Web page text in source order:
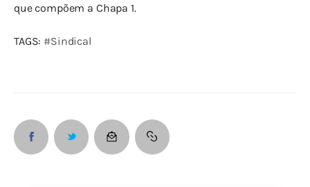
que compõem a Chapa 1.
TAGS: #Sindical